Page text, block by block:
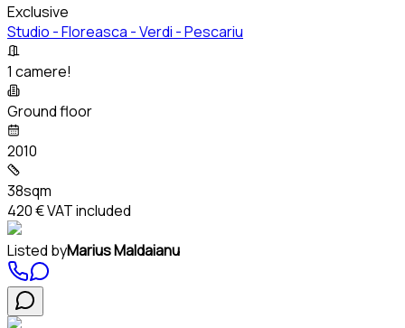
Exclusive
Studio - Floreasca - Verdi - Pescariu
1 camere!
Ground floor
2010
38sqm
420 €VAT included
Listed byMarius Maldaianu